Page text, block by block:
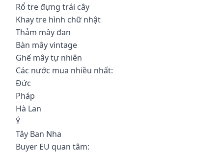
Rổ tre đựng trái cây
Khay tre hình chữ nhật
Thảm mây đan
Bàn mây vintage
Ghế mây tự nhiên
Các nước mua nhiều nhất:
Đức
Pháp
Hà Lan
Ý
Tây Ban Nha
Buyer EU quan tâm: